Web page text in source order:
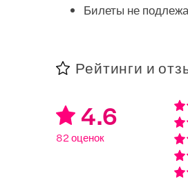
Билеты не
Рейтинги и
4.6
82 оценок